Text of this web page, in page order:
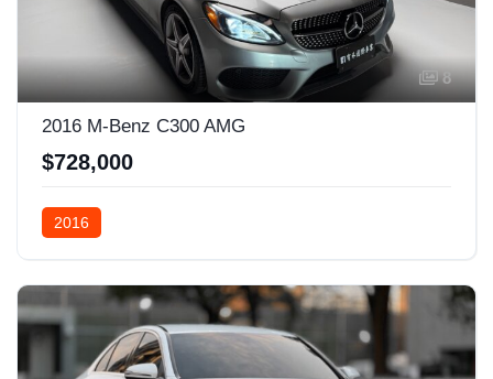
8
2016 M-Benz C300 AMG
$728,000
2016